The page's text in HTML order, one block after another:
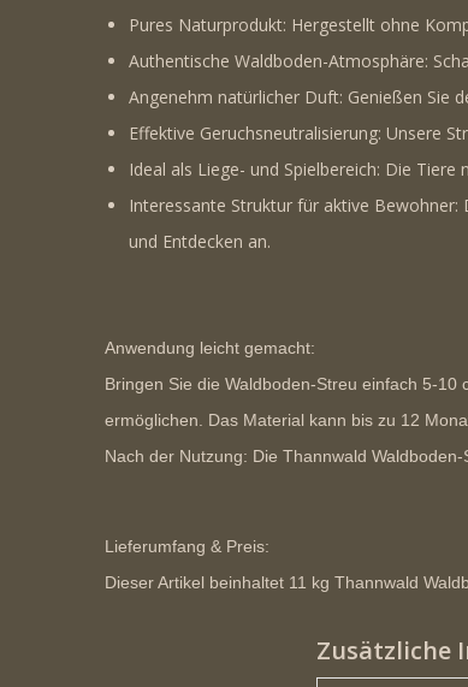
Pures Naturprodukt: Hergestellt ohne
Authentische Waldboden-Atmosphäre:
Angenehm natürlicher Duft: Genießen Sie
Effektive Geruchsneutralisierung: Unsere
Ideal als Liege- und Spielbereich: Die Tiere
Interessante Struktur für aktive Bewohner:
und Entdecken an.
Anwendung leicht gemacht:
Bringen Sie die Waldboden-Streu einfach 5-
ermöglichen. Das Material kann bis zu 12
Nach der Nutzung: Die Thannwald
Lieferumfang & Preis:
Dieser Artikel beinhaltet 11 kg Thannwald
Zusätzliche